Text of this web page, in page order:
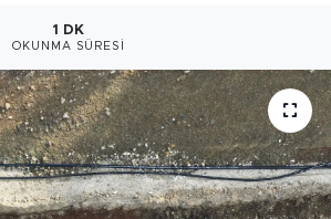
1 DK
OKUNMA SÜRESI